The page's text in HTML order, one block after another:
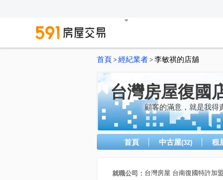
首頁 > 經紀業者 > 李敏祺的店舖
台灣房屋復國
顧客的滿意，就是我得
首頁 中古屋(32) 租
就職公司： 台灣房屋 台南復國特許加